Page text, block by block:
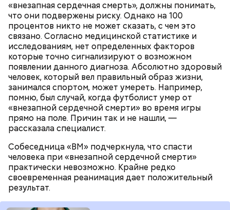
«внезапная сердечная смерть», должны понимать,
что они подвержены риску. Однако на 100
процентов никто не может сказать, с чем это
связано. Согласно медицинской статистике и
исследованиям, нет определенных факторов
которые точно сигнализируют о возможном
появлении данного диагноза. Абсолютно здоровый
человек, который вел правильный образ жизни,
занимался спортом, может умереть. Например,
помню, был случай, когда футболист умер от
«внезапной сердечной смерти» во время игры
прямо на поле. Причин так и не нашли, —
рассказала специалист.
Собеседница «ВМ» подчеркнула, что спасти
человека при «внезапной сердечной смерти»
практически невозможно. Крайне редко
своевременная реанимация дает положительный
результат.
— Может пробить заряд на человека. Нужно вести
себя очень осторожно, будто увидели дикого
зверя, затаиться, — добавил академик.
активность Эль-Ниньо может
отразиться на предстоящем лете
в России
может и взорваться.
Одним из запоминающихся событий того периода
для Макеева стал футбольный матч между
киевским «Динамо» и мадридским «Атлетико»,
который состоялся 3 мая в Киеве. Полк Макеева жил
в палатках в лесу около Варовичей, в 12 километрах
от Припяти. А солдатам очень хотелось увидеть
трансляцию матча. Макеев поехал к секретарю
партийной организации колхоза и попросил
одолжить телевизор.
секретарь партийной организации сжалился и
выделил нам цветной телевизор. И мы вечером
смогли посмотреть матч, — вспоминает он.
О, всесвятый Николае, угодниче преизрядный
Господень, теплый наш заступниче, и везде в
скорбех скорый помощниче!